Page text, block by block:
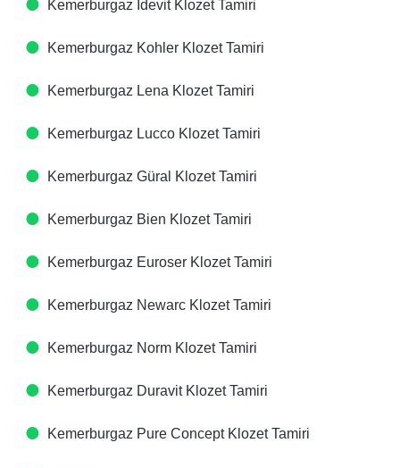
Kemerburgaz İdevit Klozet Tamiri
Kemerburgaz Kohler Klozet Tamiri
Kemerburgaz Lena Klozet Tamiri
Kemerburgaz Lucco Klozet Tamiri
Kemerburgaz Güral Klozet Tamiri
Kemerburgaz Bien Klozet Tamiri
Kemerburgaz Euroser Klozet Tamiri
Kemerburgaz Newarc Klozet Tamiri
Kemerburgaz Norm Klozet Tamiri
Kemerburgaz Duravit Klozet Tamiri
Kemerburgaz Pure Concept Klozet Tamiri